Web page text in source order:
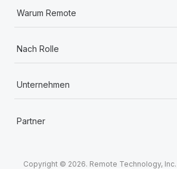
Warum Remote
Nach Rolle
Unternehmen
Partner
Copyright © 2026. Remote Technology,